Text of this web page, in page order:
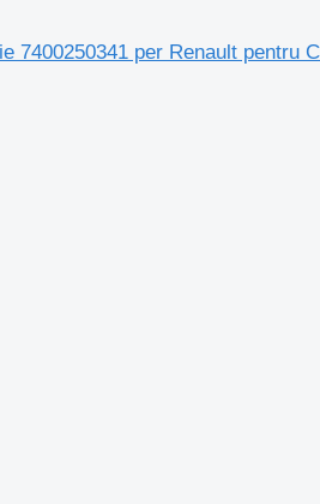
7400250341 per Renault pentru